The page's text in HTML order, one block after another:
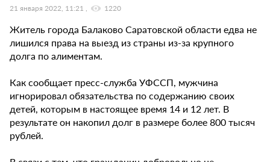
21 января 2022, 11:21 1220
Житель города Балаково Саратовской области едва не
лишился права на выезд из страны из-за крупного
долга по алиментам.
Как сообщает пресс-служба УФССП, мужчина
игнорировал обязательства по содержанию своих
детей, которым в настоящее время 14 и 12 лет. В
результате он накопил долг в размере более 800 тысяч
рублей.